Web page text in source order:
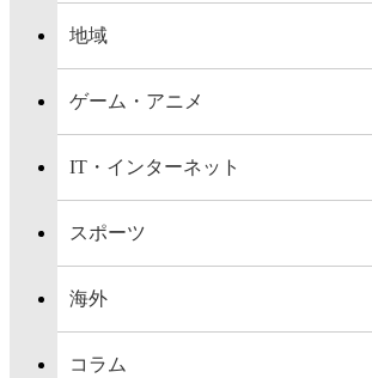
地域
ゲーム・アニメ
IT・インターネット
スポーツ
海外
コラム